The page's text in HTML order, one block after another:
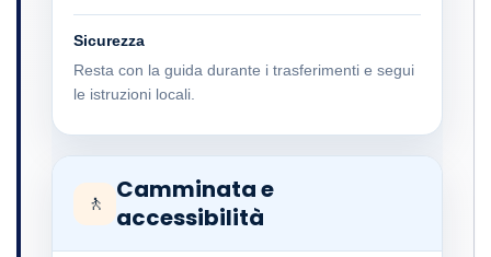
Sicurezza
Resta con la guida durante i trasferimenti e segui
le istruzioni locali.
🚶
Camminata e
accessibilità